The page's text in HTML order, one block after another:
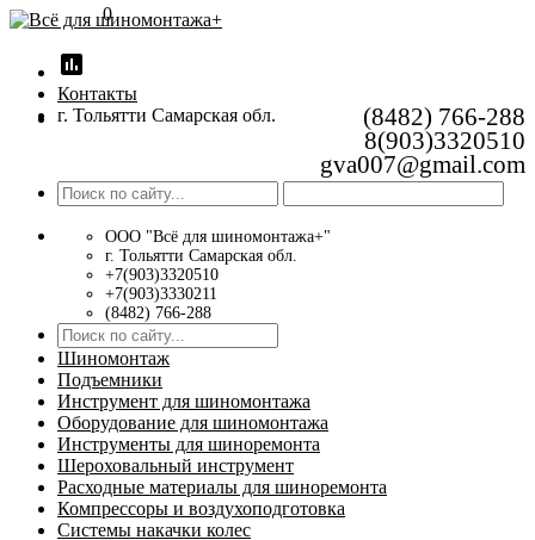
insert_chart
0
Контакты
г. Тольятти Самарская обл.
(8482) 766-288
8(903)3320510
gva007@gmail.com
ООО "Всё для шиномонтажа+"
г. Тольятти Самарская обл.
+7(903)3320510
+7(903)3330211
(8482) 766-288
Шиномонтаж
Подъемники
Инструмент для шиномонтажа
Оборудование для шиномонтажа
Инструменты для шиноремонта
Шероховальный инструмент
Расходные материалы для шиноремонта
Компрессоры и воздухоподготовка
Системы накачки колес